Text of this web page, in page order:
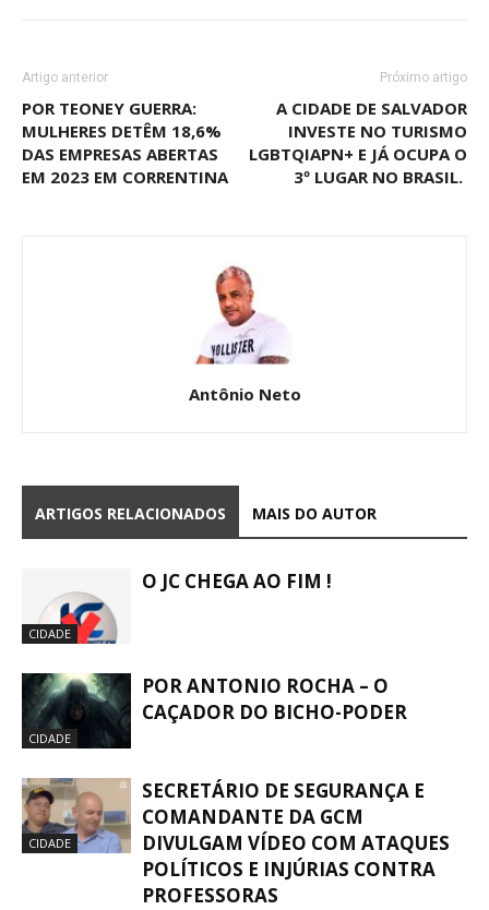
Artigo anterior
POR TEONEY GUERRA:
MULHERES DETÊM 18,6%
DAS EMPRESAS ABERTAS
EM 2023 EM CORRENTINA
Próximo artigo
A CIDADE DE SALVADOR
INVESTE NO TURISMO
LGBTQIAPN+ E JÁ OCUPA O
3º LUGAR NO BRASIL.
Antônio Neto
ARTIGOS RELACIONADOS MAIS DO AUTOR
CIDADE
O JC CHEGA AO FIM !
CIDADE
POR ANTONIO ROCHA – O
CAÇADOR DO BICHO-PODER
CIDADE
SECRETÁRIO DE SEGURANÇA E
COMANDANTE DA GCM
DIVULGAM VÍDEO COM ATAQUES
POLÍTICOS E INJÚRIAS CONTRA
PROFESSORAS